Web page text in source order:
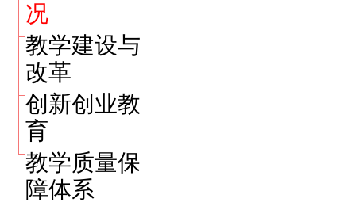
况
教学建设与
改革
创新创业教
育
教学质量保
障体系